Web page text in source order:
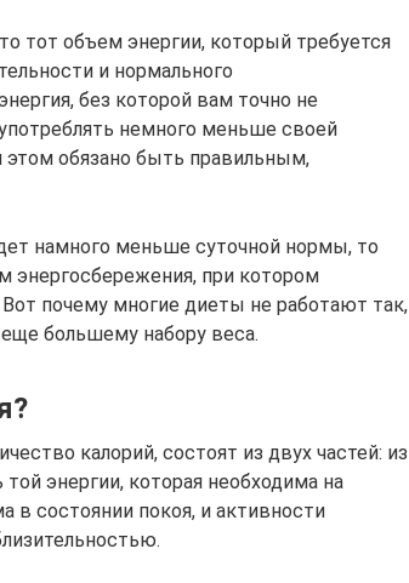
тот объем энергии, который требуется
и нормального
без которой вам точно не
немного меньше своей
этом обязано быть правильным,
намного меньше суточной нормы, то
энергосбережения, при котором
почему многие диеты не работают так,
большему набору веса.
калорий, состоят из двух частей: из
энергии, которая необходима на
в состоянии покоя, и активности